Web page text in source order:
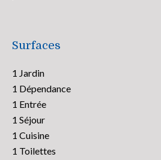
Surfaces
1 Jardin
1 Dépendance
1 Entrée
1 Séjour
1 Cuisine
1 Toilettes